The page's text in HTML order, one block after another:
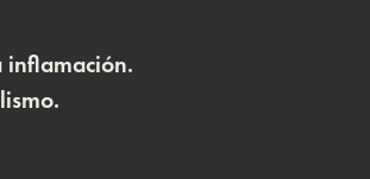
inflamación.